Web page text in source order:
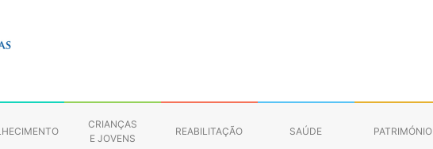
CRIANÇAS
E JOVENS
REABILITAÇÃO SAÚDE PATRIMÓNIO